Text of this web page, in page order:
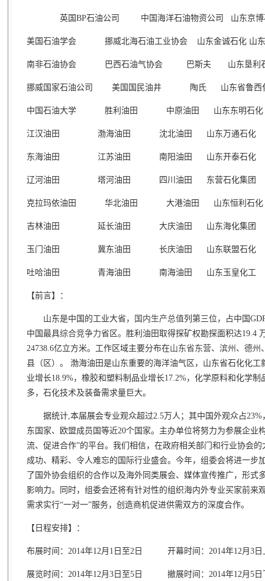
英国 BP石油公司 中国海洋石油物资公司 山东京博
美国石油学会 挪威北海石油工业协会 山东金诚石化 山东
南非石油协会 巴西石油气协会 巴斯夫 山东垦利
挪威国家石油公司 美国国民油井 陶氏 山东省鲁西
中国石油大学 胜利油田 中原油田 山东东明石化
江汉油田 渤海油田 沈北油田 山东万通石化
东海油田 江苏油田 南阳油田 山东开泰
辽河油田 塔河油田 四川油田 东营石化集团
克拉玛依油田 华北油田 大港油田 山东恒
吉林油田 延长油田 大庆油田 山东海化集团
玉门油田 冀东油田 长庆油田 山东联盟石化
吐哈油田 青海油田 南海油田 山东玉皇化工
【前言】：
山东是中国的工业大省， 国内生产总值列第三位，占中国
中国最具综合竞争力省区。胜利油田取得探矿权勘探面积达19.4
24738.6亿立方米。工作区域主要分布在山东省东营、 滨州 、 德州
县（区） 。 渤海油田是山东重要的海洋油气区，山东省石化化
业增长18.9%，橡胶和塑料制品业增长17.2%，化学原料和化学制
多，石化技术及装备需求量巨大。
据统计,本届展会专业观众超过2.5万人；其中国外观众占
东国家、欧盟成员国等近20个国家。主办单位将努力为参展企业
流、促进合作”的平台。我们相信，在政府相关部门和行业协会
成功、精彩、令人难忘的国际行业盛会。今年，组委会将进一步
了国外协会组织的合作以及海外同类展会、媒体宣传推广，形
影响力。同时，组委会还将有针对性的组织海内外专业买家前来
需求实行“一对一”服务，创造商机促进供需双方的深度合作。
【日程安排】：
布展时间： 2014年12月1日至2 日 开幕时间： 2014年12月3日
展览时间： 2014年12月3日至5日 撤展时间： 2014年12月5日